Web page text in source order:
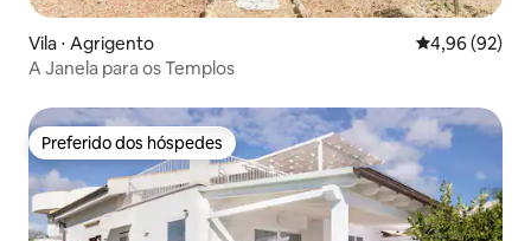
Vila ⋅ Agrigento 4,96 de uma
4,96 (92)
A Janela para os Templos
Preferido dos hóspedes
Preferido dos hóspedes